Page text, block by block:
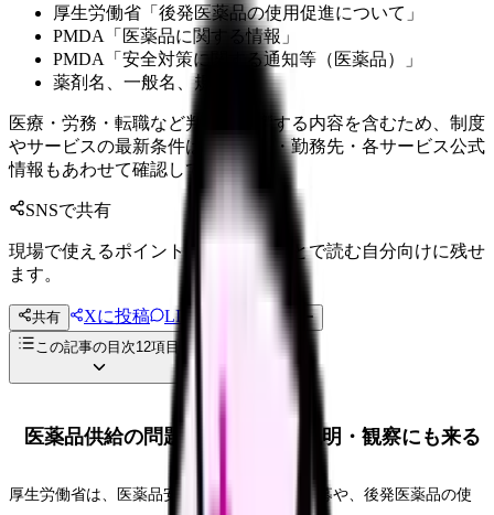
厚生労働省「後発医薬品の使用促進について」
PMDA「医薬品に関する情報」
PMDA「安全対策に関する通知等（医薬品）」
薬剤名、一般名、規格
医療・労務・転職など判断に影響する内容を含むため、制度
やサービスの最新条件は公的機関・勤務先・各サービス公式
情報もあわせて確認してください。
SNSで共有
現場で使えるポイントを、同僚やあとで読む自分向けに残せ
ます。
共有 Xに投稿 LINE
投稿文コピー
この記事の目次12項目
医薬品供給の問題は、看護師の説明・観察にも来る
厚生労働省は、医薬品安定供給支援事業の公募や、後発医薬品の使